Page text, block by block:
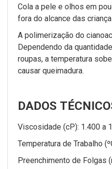
Cola a pele e olhos em
fora do alcance das
A polimerização do
Dependendo da
roupas, a temperatura
causar queimadura.
DADOS
Viscosidade (cP): 1.400 a
Temperatura de Trabalho
Preenchimento de Folgas